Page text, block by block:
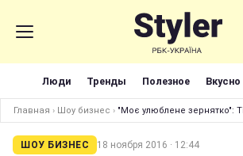
Люди Тренды Полезное Вкусно
Главная › Шоу бизнес › "Моє улюблене зернятко":
ШОУ БИЗНЕС 18 ноября 2016 · 12:44